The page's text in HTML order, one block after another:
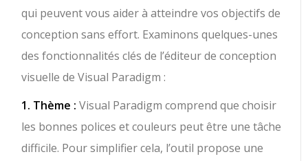
qui peuvent vous aider à atteindre vos objectifs de
conception sans effort. Examinons quelques-unes
des fonctionnalités clés de l’éditeur de conception
visuelle de Visual Paradigm :
1. Thème : Visual Paradigm comprend que choisir
les bonnes polices et couleurs peut être une tâche
difficile. Pour simplifier cela, l’outil propose une